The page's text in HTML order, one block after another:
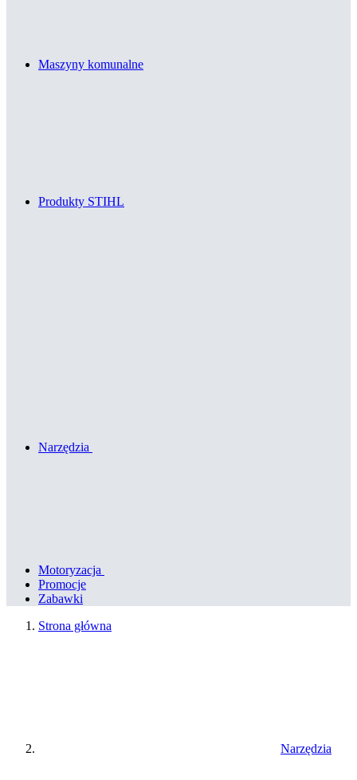
Maszyny komunalne
Produkty STIHL
Narzędzia
Motoryzacja
Promocje
Zabawki
Strona główna
Narzędzia